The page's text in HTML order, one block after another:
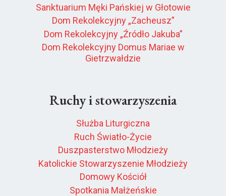
Sanktuarium Męki Pańskiej w Głotowie
Dom Rekolekcyjny „Zacheusz”
Dom Rekolekcyjny „Źródło Jakuba”
Dom Rekolekcyjny Domus Mariae w
Gietrzwałdzie
Ruchy i stowarzyszenia
Służba Liturgiczna
Ruch Światło-Życie
Duszpasterstwo Młodzieży
Katolickie Stowarzyszenie Młodzieży
Domowy Kościół
Spotkania Małżeńskie